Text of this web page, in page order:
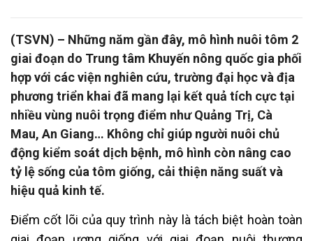
(TSVN) – Những năm gần đây, mô hình nuôi tôm 2
giai đoạn do Trung tâm Khuyến nông quốc gia phối
hợp với các viện nghiên cứu, trường đại học và địa
phương triển khai đã mang lại kết quả tích cực tại
nhiều vùng nuôi trọng điểm như Quảng Trị, Cà
Mau, An Giang… Không chỉ giúp người nuôi chủ
động kiểm soát dịch bệnh, mô hình còn nâng cao
tỷ lệ sống của tôm giống, cải thiện năng suất và
hiệu quả kinh tế.
Điểm cốt lõi của quy trình này là tách biệt hoàn toàn